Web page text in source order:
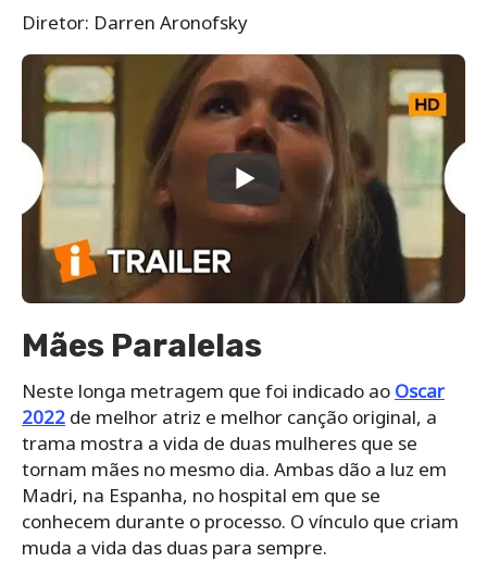
Diretor: Darren Aronofsky
Mães Paralelas
Neste longa metragem que foi indicado ao Oscar
2022 de melhor atriz e melhor canção original, a
trama mostra a vida de duas mulheres que se
tornam mães no mesmo dia. Ambas dão a luz em
Madri, na Espanha, no hospital em que se
conhecem durante o processo. O vínculo que criam
muda a vida das duas para sempre.